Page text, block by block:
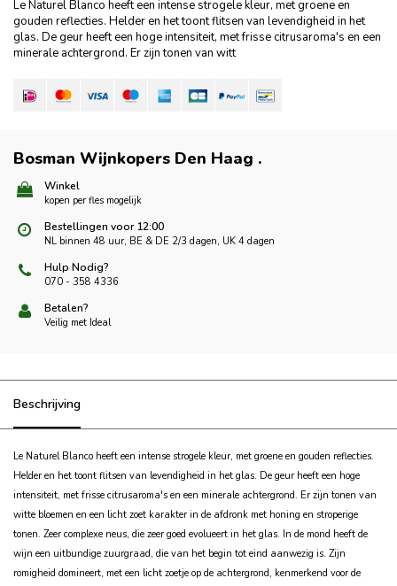
Le Naturel Blanco heeft een intense strogele kleur, met groene en
gouden reflecties. Helder en het toont flitsen van levendigheid in het
glas. De geur heeft een hoge intensiteit, met frisse citrusaroma's en een
minerale achtergrond. Er zijn tonen van witt
Bosman Wijnkopers Den Haag .
Winkel
kopen per fles mogelijk
Bestellingen voor 12:00
NL binnen 48 uur, BE & DE 2/3 dagen, UK 4 dagen
Hulp Nodig?
070 - 358 4336
Betalen?
Veilig met Ideal
Beschrijving
Le Naturel Blanco heeft een intense strogele kleur, met groene en gouden reflecties.
Helder en het toont flitsen van levendigheid in het glas. De geur heeft een hoge
intensiteit, met frisse citrusaroma's en een minerale achtergrond. Er zijn tonen van
witte bloemen en een licht zoet karakter in de afdronk met honing en stroperige
tonen. Zeer complexe neus, die zeer goed evolueert in het glas. In de mond heeft de
wijn een uitbundige zuurgraad, die van het begin tot eind aanwezig is. Zijn
romigheid domineert, met een licht zoetje op de achtergrond, kenmerkend voor de